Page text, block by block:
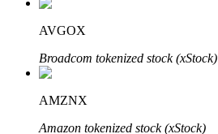
AVGOX
Broadcom tokenized stock (xStock)
AMZNX
Amazon tokenized stock (xStock)